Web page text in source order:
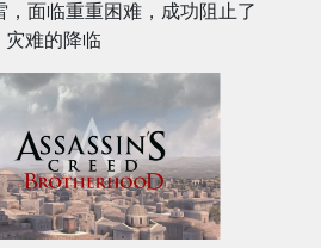
，面临重重困难，成功阻止了
灾难的降临‌